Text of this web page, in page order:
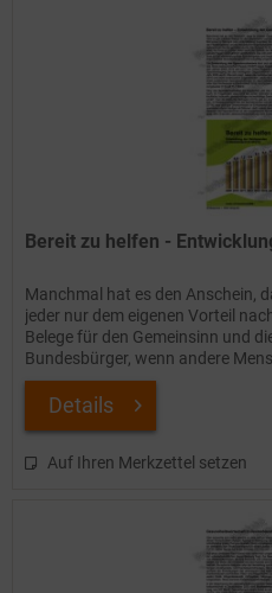
Bereit zu helfen -
Manchmal hat es den Anschein,
jeder nur dem eigenen Vorteil
Belege für den Gemeinsinn und
Bundesbürger, wenn andere
Details
Auf Ihren Merkzettel setzen